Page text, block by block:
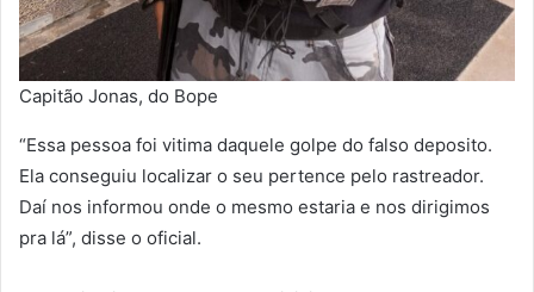
Capitão Jonas, do Bope
“Essa pessoa foi vitima daquele golpe do falso deposito.
Ela conseguiu localizar o seu pertence pelo rastreador.
Daí nos informou onde o mesmo estaria e nos dirigimos
pra lá”, disse o oficial.